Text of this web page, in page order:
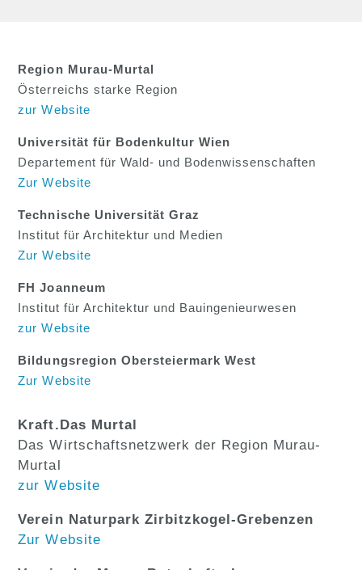
Region Murau-Murtal
Österreichs starke Region
zur Website
Universität für Bodenkultur Wien
Departement für Wald- und Bodenwissenschaften
Zur Website
Technische Universität Graz
Institut für Architektur und Medien
Zur Website
FH Joanneum
Institut für Architektur und Bauingenieurwesen
zur Website
Bildungsregion Obersteiermark West
Zur Website
Kraft.Das Murtal
Das Wirtschaftsnetzwerk der Region Murau-
Murtal
zur Website
Verein Naturpark Zirbitzkogel-Grebenzen
Zur Website